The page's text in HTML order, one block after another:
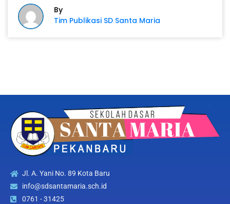
By
Tim Publikasi SD Santa Maria
Jl. A. Yani No. 89 Kota Baru
info@sdsantamaria.sch.id
0761 - 31425